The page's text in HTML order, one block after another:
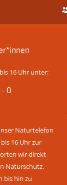
16 Uhr unter:
0
Naturtelefon
16 Uhr zur
wir direkt
Naturschutz.
bis hin zu